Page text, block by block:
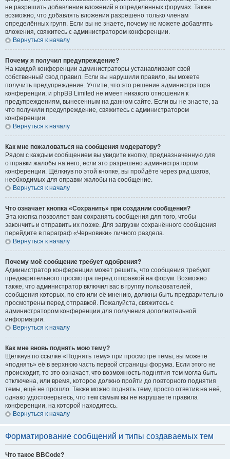
не разрешить добавление вложений в определённых форумах. Также
возможно, что добавлять вложения разрешено только членам
определённых групп. Если вы не знаете, почему не можете добавлять
вложения, свяжитесь с администратором конференции.
Вернуться к началу
Почему я получил предупреждение?
На каждой конференции администраторы устанавливают свой
собственный свод правил. Если вы нарушили правило, вы можете
получить предупреждение. Учтите, что это решение администратора
конференции, и phpBB Limited не имеет никакого отношения к
предупреждениям, вынесенным на данном сайте. Если вы не знаете, за
что получили предупреждение, свяжитесь с администратором
конференции.
Вернуться к началу
Как мне пожаловаться на сообщения модератору?
Рядом с каждым сообщением вы увидите кнопку, предназначенную для
отправки жалобы на него, если это разрешено администратором
конференции. Щёлкнув по этой кнопке, вы пройдёте через ряд шагов,
необходимых для оправки жалобы на сообщение.
Вернуться к началу
Что означает кнопка «Сохранить» при создании сообщения?
Эта кнопка позволяет вам сохранять сообщения для того, чтобы
закончить и отправить их позже. Для загрузки сохранённого сообщения
перейдите в параграф «Черновики» личного раздела.
Вернуться к началу
Почему моё сообщение требует одобрения?
Администратор конференции может решить, что сообщения требуют
предварительного просмотра перед отправкой на форум. Возможно
также, что администратор включил вас в группу пользователей,
сообщения которых, по его или её мнению, должны быть предварительно
просмотрены перед отправкой. Пожалуйста, свяжитесь с
администратором конференции для получения дополнительной
информации.
Вернуться к началу
Как мне вновь поднять мою тему?
Щёлкнув по ссылке «Поднять тему» при просмотре темы, вы можете
«поднять» её в верхнюю часть первой страницы форума. Если этого не
происходит, то это означает, что возможность поднятия тем могла быть
отключена, или время, которое должно пройти до повторного поднятия
темы, ещё не прошло. Также можно поднять тему, просто ответив на неё,
однако удостоверьтесь, что тем самым вы не нарушаете правила
конференции, на которой находитесь.
Вернуться к началу
Форматирование сообщений и типы создаваемых тем
Что такое BBCode?